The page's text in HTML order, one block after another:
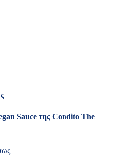
Sauce της Condito The